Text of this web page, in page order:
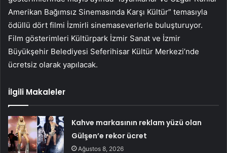
Amerikan Bağımsız Sinemasında Karşı Kültür” temasıyla
ödüllü dört filmi İzmirli sinemaseverlerle buluşturuyor.
Film gösterimleri Kültürpark İzmir Sanat ve İzmir
Büyükşehir Belediyesi Seferihisar Kültür Merkezi’nde
ücretsiz olarak yapılacak.
İlgili Makaleler
Kahve markasının reklam yüzü olan
Gülşen’e rekor ücret
Ağustos 8, 2026